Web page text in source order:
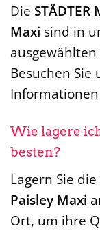
Die
Maxi sind in
Besuchen
Wie lagere
besten?
Lagern Sie die
Paisley Maxi
Ort, um ihre